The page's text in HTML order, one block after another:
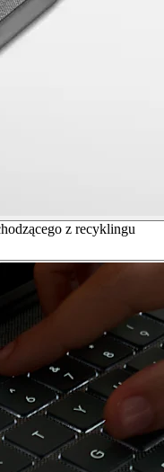
z recyklingu